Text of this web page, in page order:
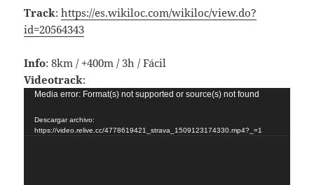
Track:https://es.wikiloc.com/wikiloc/view.do?
id=20564343
Info: 8km / +400m / 3h / Fácil
Videotrack:
Reproductor
vídeo
Media error: Format(s) not supported or source(s) not found
Descargar archivo:
https://video.relive.cc/4778619421_strava_1509123174330.mp4?_=1